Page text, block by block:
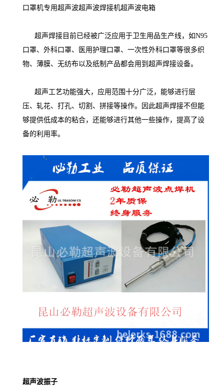
口罩机专用超声波超声波焊接机超声波电箱
超声焊接目前已经被广泛应用于卫生用品生产线，如N95
口罩、外科口罩、医用护理口罩、一次性外科口罩等很多织
物、薄膜、无纺布以及纸制产品都会用到超声焊接设备。
超声工艺功能强大，应用范围十分广泛，能够进行层
压、轧花、打孔、切割、拼接等操作。因此超声焊接不但能
够提供低成本的粘合，还能够进行其他一些操作，提高了设
备的利用率。
超声波振子